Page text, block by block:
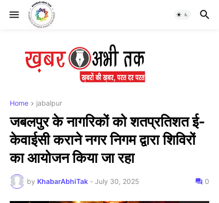
Home jabalpur
जबलपुर के नागरिकों को शतप्रतिशत ई-
केवाईसी कराने नगर निगम द्वारा शिविरों
का आयोजन किया जा रहा
by KhabarAbhiTak - July 30, 2025 0